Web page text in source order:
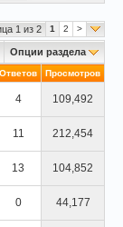
1 из 2 1 2 >
Опции раздела
Ответов Просмотров
4 109,492
11 212,454
13 104,852
0 44,177